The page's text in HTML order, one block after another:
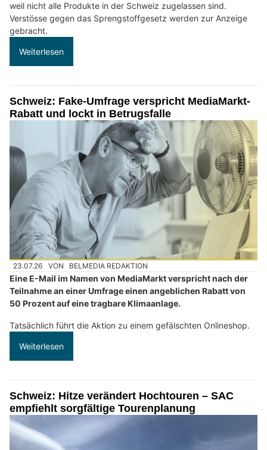
weil nicht alle Produkte in der Schweiz zugelassen sind.
Verstösse gegen das Sprengstoffgesetz werden zur Anzeige
gebracht.
Weiterlesen
Schweiz: Fake-Umfrage verspricht MediaMarkt-
Rabatt und lockt in Betrugsfalle
23.07.26 VON BELMEDIA REDAKTION
Eine E-Mail im Namen von MediaMarkt verspricht nach der
Teilnahme an einer Umfrage einen angeblichen Rabatt von
50 Prozent auf eine tragbare Klimaanlage.
Tatsächlich führt die Aktion zu einem gefälschten Onlineshop.
Weiterlesen
Schweiz: Hitze verändert Hochtouren – SAC
empfiehlt sorgfältige Tourenplanung